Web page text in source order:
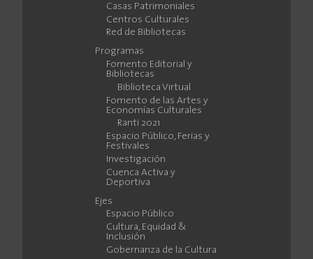
Casas Patrimoniales
Centros Culturales
Red de Bibliotecas
Programas
Fomento Editorial y
Bibliotecas
Biblioteca Virtual
Fomento de las Artes y
Economías Culturales
Ranti 2021
Espacio Público, Ferias y
Festivales
Investigación
Cuenca Activa y
Deportiva
Ejes
Espacio Público
Cultura, Equidad &
Inclusión
Gobernanza de la Cultura